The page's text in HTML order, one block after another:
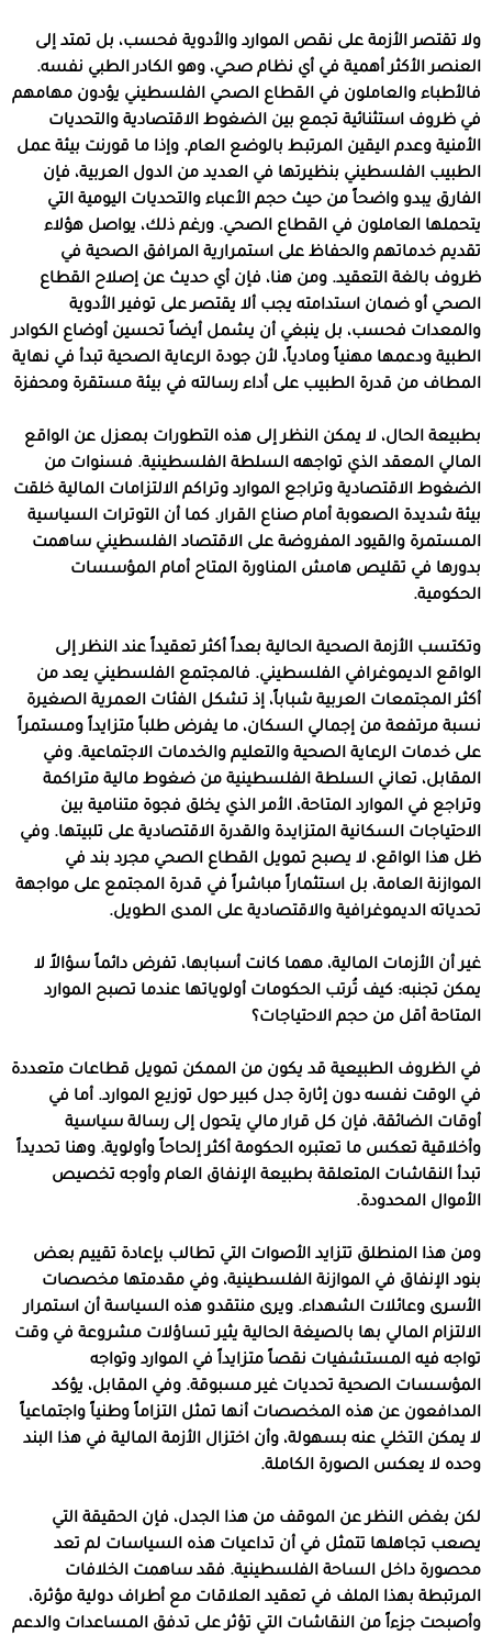
ولا تقتصر الأزمة على نقص الموارد والأدوية فحسب، بل تمتد إلى
العنصر الأكثر أهمية في أي نظام صحي، وهو الكادر الطبي نفسه.
فالأطباء والعاملون في القطاع الصحي الفلسطيني يؤدون مهامهم
في ظروف استثنائية تجمع بين الضغوط الاقتصادية والتحديات
الأمنية وعدم اليقين المرتبط بالوضع العام. وإذا ما قورنت بيئة عمل
الطبيب الفلسطيني بنظيرتها في العديد من الدول العربية، فإن
الفارق يبدو واضحاً من حيث حجم الأعباء والتحديات اليومية التي
يتحملها العاملون في القطاع الصحي. ورغم ذلك، يواصل هؤلاء
تقديم خدماتهم والحفاظ على استمرارية المرافق الصحية في
ظروف بالغة التعقيد. ومن هنا، فإن أي حديث عن إصلاح القطاع
الصحي أو ضمان استدامته يجب ألا يقتصر على توفير الأدوية
والمعدات فحسب، بل ينبغي أن يشمل أيضاً تحسين أوضاع الكوادر
الطبية ودعمها مهنياً ومادياً، لأن جودة الرعاية الصحية تبدأ في نهاية
المطاف من قدرة الطبيب على أداء رسالته في بيئة مستقرة ومحفزة
بطبيعة الحال، لا يمكن النظر إلى هذه التطورات بمعزل عن الواقع
المالي المعقد الذي تواجهه السلطة الفلسطينية. فسنوات من
الضغوط الاقتصادية وتراجع الموارد وتراكم الالتزامات المالية خلقت
بيئة شديدة الصعوبة أمام صناع القرار. كما أن التوترات السياسية
المستمرة والقيود المفروضة على الاقتصاد الفلسطيني ساهمت
بدورها في تقليص هامش المناورة المتاح أمام المؤسسات
الحكومية.
وتكتسب الأزمة الصحية الحالية بعداً أكثر تعقيداً عند النظر إلى
الواقع الديموغرافي الفلسطيني. فالمجتمع الفلسطيني يعد من
أكثر المجتمعات العربية شباباً، إذ تشكل الفئات العمرية الصغيرة
نسبة مرتفعة من إجمالي السكان، ما يفرض طلباً متزايداً ومستمراً
على خدمات الرعاية الصحية والتعليم والخدمات الاجتماعية. وفي
المقابل، تعاني السلطة الفلسطينية من ضغوط مالية متراكمة
وتراجع في الموارد المتاحة، الأمر الذي يخلق فجوة متنامية بين
الاحتياجات السكانية المتزايدة والقدرة الاقتصادية على تلبيتها. وفي
ظل هذا الواقع، لا يصبح تمويل القطاع الصحي مجرد بند في
الموازنة العامة، بل استثماراً مباشراً في قدرة المجتمع على مواجهة
تحدياته الديموغرافية والاقتصادية على المدى الطويل.
غير أن الأزمات المالية، مهما كانت أسبابها، تفرض دائماً سؤالاً لا
يمكن تجنبه: كيف تُرتب الحكومات أولوياتها عندما تصبح الموارد
المتاحة أقل من حجم الاحتياجات؟
في الظروف الطبيعية قد يكون من الممكن تمويل قطاعات متعددة
في الوقت نفسه دون إثارة جدل كبير حول توزيع الموارد. أما في
أوقات الضائقة، فإن كل قرار مالي يتحول إلى رسالة سياسية
وأخلاقية تعكس ما تعتبره الحكومة أكثر إلحاحاً وأولوية. وهنا تحديداً
تبدأ النقاشات المتعلقة بطبيعة الإنفاق العام وأوجه تخصيص
الأموال المحدودة.
ومن هذا المنطلق تتزايد الأصوات التي تطالب بإعادة تقييم بعض
بنود الإنفاق في الموازنة الفلسطينية، وفي مقدمتها مخصصات
الأسرى وعائلات الشهداء. ويرى منتقدو هذه السياسة أن استمرار
الالتزام المالي بها بالصيغة الحالية يثير تساؤلات مشروعة في وقت
تواجه فيه المستشفيات نقصاً متزايداً في الموارد وتواجه
المؤسسات الصحية تحديات غير مسبوقة. وفي المقابل، يؤكد
المدافعون عن هذه المخصصات أنها تمثل التزاماً وطنياً واجتماعياً
لا يمكن التخلي عنه بسهولة، وأن اختزال الأزمة المالية في هذا البند
وحده لا يعكس الصورة الكاملة.
لكن بغض النظر عن الموقف من هذا الجدل، فإن الحقيقة التي
يصعب تجاهلها تتمثل في أن تداعيات هذه السياسات لم تعد
محصورة داخل الساحة الفلسطينية. فقد ساهمت الخلافات
المرتبطة بهذا الملف في تعقيد العلاقات مع أطراف دولية مؤثرة،
وأصبحت جزءاً من النقاشات التي تؤثر على تدفق المساعدات والدعم